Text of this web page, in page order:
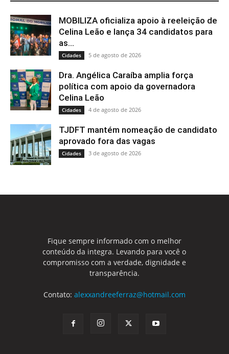
MOBILIZA oficializa apoio à reeleição de
Celina Leão e lança 34 candidatos para
as...
Cidades 5 de agosto de 2026
Dra. Angélica Caraíba amplia força
política com apoio da governadora
Celina Leão
Cidades 4 de agosto de 2026
TJDFT mantém nomeação de candidato
aprovado fora das vagas
Cidades 3 de agosto de 2026
Fique sempre informado com o melhor
conteúdo da integra. Levando para você o
compromisso com a verdade, dignidade e
transparência.
Contato: alexxandreeferraz@hotmail.com